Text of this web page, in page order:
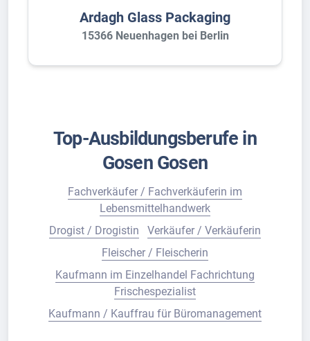
Ardagh Glass Packaging
15366 Neuenhagen bei Berlin
Top-Ausbildungsberufe in
Gosen Gosen
Fachverkäufer / Fachverkäuferin im
Lebensmittelhandwerk
Drogist / Drogistin
Verkäufer / Verkäuferin
Fleischer / Fleischerin
Kaufmann im Einzelhandel Fachrichtung
Frischespezialist
Kaufmann / Kauffrau für Büromanagement